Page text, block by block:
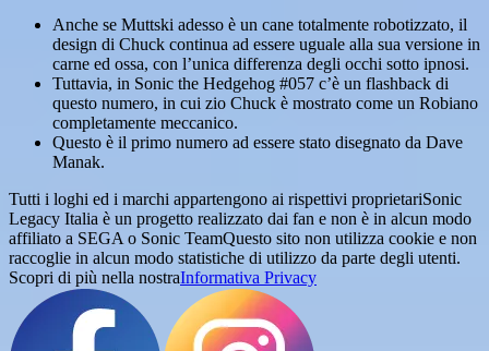
Anche se Muttski adesso è un cane totalmente robotizzato, il
design di Chuck continua ad essere uguale alla sua versione in
carne ed ossa, con l’unica differenza degli occhi sotto ipnosi.
Tuttavia, in Sonic the Hedgehog #057 c’è un flashback di
questo numero, in cui zio Chuck è mostrato come un Robiano
completamente meccanico.
Questo è il primo numero ad essere stato disegnato da Dave
Manak.
Tutti i loghi ed i marchi appartengono ai rispettivi proprietariSonic
Legacy Italia è un progetto realizzato dai fan e non è in alcun modo
affiliato a SEGA o Sonic TeamQuesto sito non utilizza cookie e non
raccoglie in alcun modo statistiche di utilizzo da parte degli utenti.
Scopri di più nella nostraInformativa Privacy